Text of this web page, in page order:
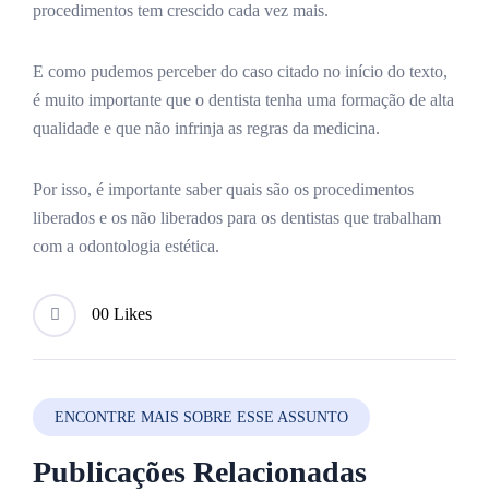
procedimentos tem crescido cada vez mais.
E como pudemos perceber do caso citado no início do texto,
é muito importante que o dentista tenha uma formação de alta
qualidade e que não infrinja as regras da medicina.
Por isso, é importante saber quais são os procedimentos
liberados e os não liberados para os dentistas que trabalham
com a odontologia estética.
00 Likes
ENCONTRE MAIS SOBRE ESSE ASSUNTO
Publicações Relacionadas